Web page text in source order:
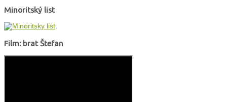
Minoritský list
Film: brat Štefan